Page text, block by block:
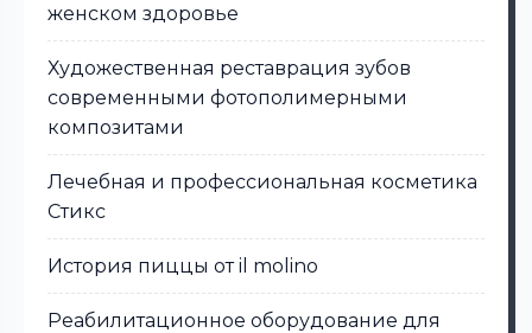
женском здоровье
Художественная реставрация зубов
современными фотополимерными
композитами
Лечебная и профессиональная косметика
Стикс
История пиццы от il molino
Реабилитационное оборудование для